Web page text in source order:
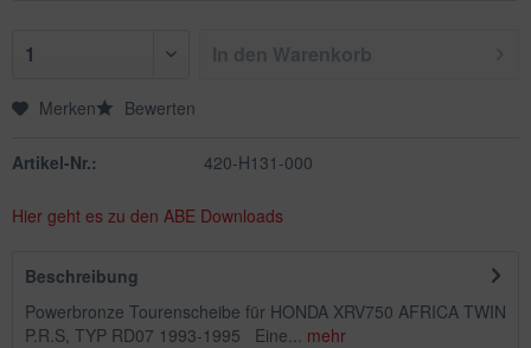
Merken Bewerten
Artikel-Nr.: 420-H131-000
Hier geht es zu den ABE Downloads
Beschreibung
Powerbronze Tourenscheibe für HONDA XRV750 AFRICA TWIN
P.R.S, TYP RD07 1993-1995 Eine... mehr